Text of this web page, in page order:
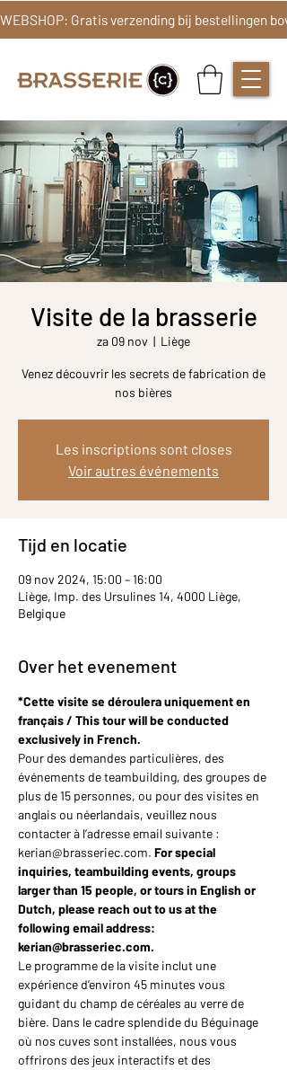
Visite de la brasserie
za 09 nov
  |
Liège
Venez découvrir les secrets de fabrication de
nos bières
Les inscriptions sont closes
Voir autres événements
Tijd en locatie
09 nov 2024, 15:00 – 16:00
Liège, Imp. des Ursulines 14, 4000 Liège,
Belgique
Over het evenement
*Cette visite se déroulera uniquement en
français / This tour will be conducted
exclusively in French.
Pour des demandes particulières, des
événements de teambuilding, des groupes de
plus de 15 personnes, ou pour des visites en
anglais ou néerlandais, veuillez nous
contacter à l’adresse email suivante :
kerian@brasseriec.com. For special
inquiries, teambuilding events, groups
larger than 15 people, or tours in English or
Dutch, please reach out to us at the
following email address:
kerian@brasseriec.com.
Le programme de la visite inclut une
expérience d’environ 45 minutes vous
guidant du champ de céréales au verre de
bière. Dans le cadre splendide du Béguinage
où nos cuves sont installées, nous vous
offrirons des jeux interactifs et des